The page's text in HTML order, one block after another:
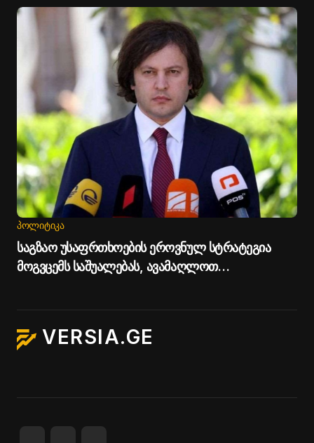
ᲞᲝᲚᲘᲢᲘᲙᲐ
საგზაო უსაფრთხოების ეროვნულ სტრატეგია
მოგვცემს საშუალებას, ავამაღლოთ
VERSIA.GE